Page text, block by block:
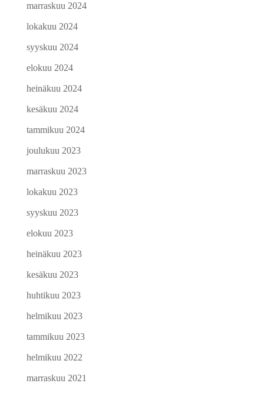
marraskuu 2024
lokakuu 2024
syyskuu 2024
elokuu 2024
heinäkuu 2024
kesäkuu 2024
tammikuu 2024
joulukuu 2023
marraskuu 2023
lokakuu 2023
syyskuu 2023
elokuu 2023
heinäkuu 2023
kesäkuu 2023
huhtikuu 2023
helmikuu 2023
tammikuu 2023
helmikuu 2022
marraskuu 2021